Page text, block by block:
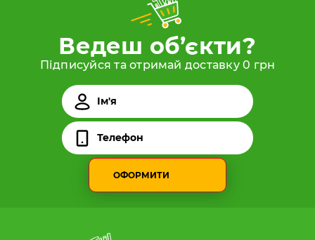
Ведеш об’єкти?
Підписуйся та отримай доставку 0 грн
ОФОРМИТИ